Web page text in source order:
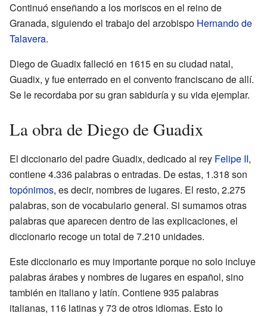
Continuó enseñando a los moriscos en el reino de
Granada, siguiendo el trabajo del arzobispo Hernando de
Talavera.
Diego de Guadix falleció en 1615 en su ciudad natal,
Guadix, y fue enterrado en el convento franciscano de allí.
Se le recordaba por su gran sabiduría y su vida ejemplar.
La obra de Diego de Guadix
El diccionario del padre Guadix, dedicado al rey Felipe II,
contiene 4.336 palabras o entradas. De estas, 1.318 son
topónimos, es decir, nombres de lugares. El resto, 2.275
palabras, son de vocabulario general. Si sumamos otras
palabras que aparecen dentro de las explicaciones, el
diccionario recoge un total de 7.210 unidades.
Este diccionario es muy importante porque no solo incluye
palabras árabes y nombres de lugares en español, sino
también en italiano y latín. Contiene 935 palabras
italianas, 116 latinas y 73 de otros idiomas. Esto lo